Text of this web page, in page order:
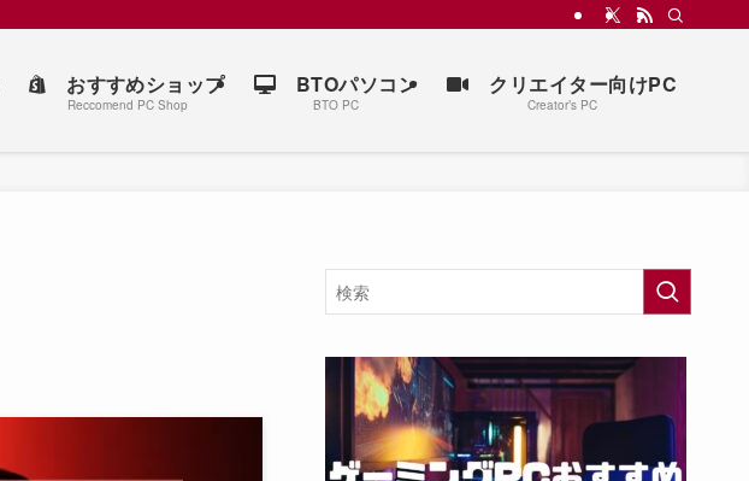
おすすめショップ
Reccomend PC Shop
BTOパソコン
BTO PC
クリエイター向けPC
Creator’s PC